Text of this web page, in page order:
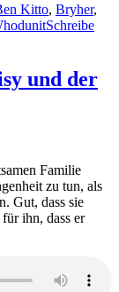
Kitto, Bryher,
Schreibe
und der
Familie
zu tun, als
Gut, dass sie
ihn, dass er